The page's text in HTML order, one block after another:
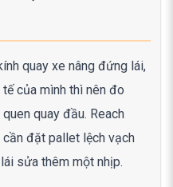
quay xe nâng đứng lái,
của mình thì nên đo
quay đầu. Reach
cần đặt pallet lệch vạch
sửa thêm một nhịp.